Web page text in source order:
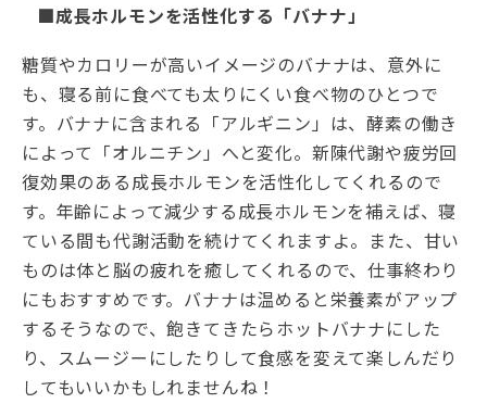
■成長ホルモンを活性化する「バナナ」
糖質やカロリーが高いイメージのバナナは、意外に
も、寝る前に食べても太りにくい食べ物のひとつで
す。バナナに含まれる「アルギニン」は、酵素の働き
によって「オルニチン」へと変化。新陳代謝や疲労回
復効果のある成長ホルモンを活性化してくれるので
す。年齢によって減少する成長ホルモンを補えば、寝
ている間も代謝活動を続けてくれますよ。また、甘い
ものは体と脳の疲れを癒してくれるので、仕事終わり
にもおすすめです。バナナは温めると栄養素がアップ
するそうなので、飽きてきたらホットバナナにした
り、スムージーにしたりして食感を変えて楽しんだり
してもいいかもしれませんね！